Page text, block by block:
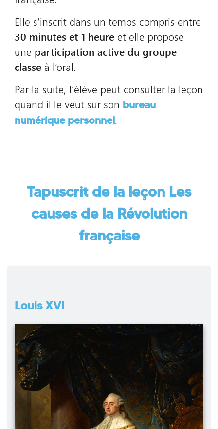
Elle s’inscrit dans un temps compris entre
30 minutes et 1 heure et elle propose
une participation active du groupe
classe à l’oral.
Par la suite, l’élève peut consulter la leçon
quand il le veut sur son bureau
numérique personnel.
Tapuscrit de la leçon Les
causes de la Révolution
française
Louis XVI